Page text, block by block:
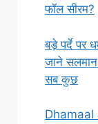
फॉल सीरम?
बड़े पर्दे पर
जाने
सब कुछ
Dhamaal